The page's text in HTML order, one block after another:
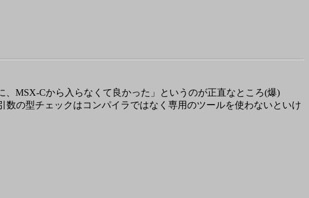
MSX-Cから入らなくて良かった」というのが正直なところ(爆)
数の型チェックはコンパイラではなく専用のツールを使わないといけ